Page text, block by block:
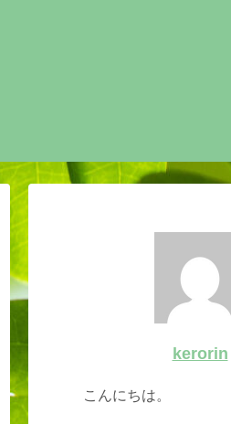
kerorin
こんにちは。